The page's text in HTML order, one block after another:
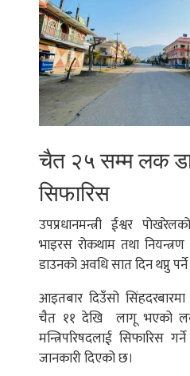
चैत २५ सम्म लक
सिफारिस
उपप्रधानमन्त्री ईश्वर
भाइरस रोकथाम तथा
डाउनको अवधि सात दिन थप्नु
आइतबार दिउँसो
चैत ११ देखि लागू भएको
मन्त्रिपरिषदलाई सिफारिस
जानकारी दिएको छ।